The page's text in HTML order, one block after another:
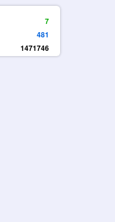
7
481
1471746